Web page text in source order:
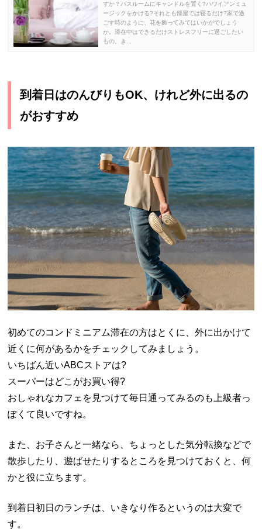
すか？バスルームにキャンドルを置く?ハワイアンミュ
ージックをかける?それとも部屋では寝るだけ?家で過
ごす時のように、花を飾ってみてはいかがでしょう
か。滞在中はできるだけストレスフリーに過ごしたい
もの。き...
到着日はのんびりもOK、けれど外に出るの
がおすすめ
初めてのコンドミニアム滞在の方はとくに、外に出かけて
近くに何があるかをチェックしてみましょう。
いちばん近いABCストアは?
スーパーはどこがお買い得?
おしゃれなカフェを見つけて毎日通ってみるのも上級者っ
ぽくて良いですね。
また、お子さんと一緒なら、ちょっとした気分転換などで
散歩したり、遊ばせたりするところを見つけておくと、何
かと役に立ちます。
到着日初日のランチは、いきなり作るというのは大変で
す。